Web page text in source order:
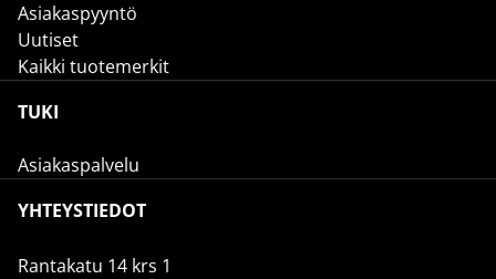
Asiakaspyyntö
Uutiset
Kaikki tuotemerkit
TUKI
Asiakaspalvelu
YHTEYSTIEDOT
Rantakatu 14 krs 1